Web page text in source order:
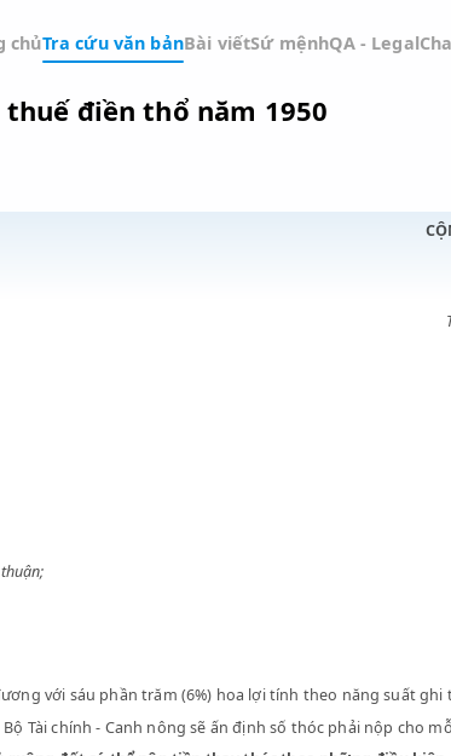
Trang chủTra cứu văn bảnBài viếtSứ mệnh
thuế điền thổ năm 1950
thoả thuận;